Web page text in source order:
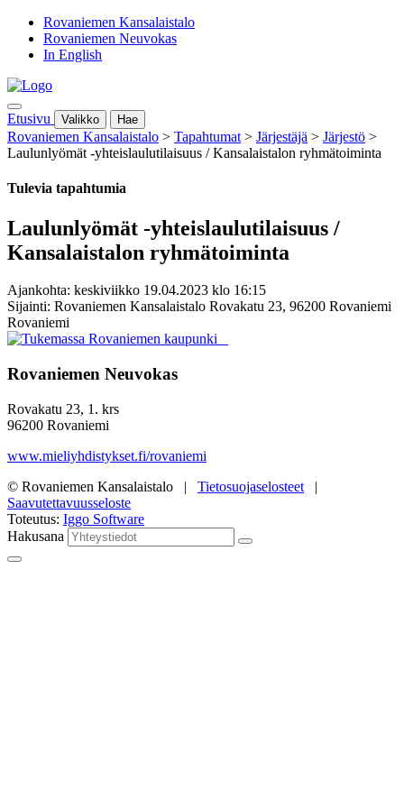
Rovaniemen Kansalaistalo
Rovaniemen Neuvokas
In English
Etusivu Valikko Hae
Rovaniemen Kansalaistalo > Tapahtumat > Järjestäjä > Järjestö >
Laulunlyömät -yhteislaulutilaisuus / Kansalaistalon ryhmätoiminta
Tulevia tapahtumia
Laulunlyömät -yhteislaulutilaisuus /
Kansalaistalon ryhmätoiminta
Ajankohta: keskiviikko 19.04.2023 klo 16:15
Sijainti: Rovaniemen Kansalaistalo Rovakatu 23, 96200 Rovaniemi
Rovaniemi
Rovaniemen Neuvokas
Rovakatu 23, 1. krs
96200 Rovaniemi
www.mieliyhdistykset.fi/rovaniemi
© Rovaniemen Kansalaistalo | Tietosuojaselosteet |
Saavutettavuusseloste
Toteutus: Iggo Software
Hakusana